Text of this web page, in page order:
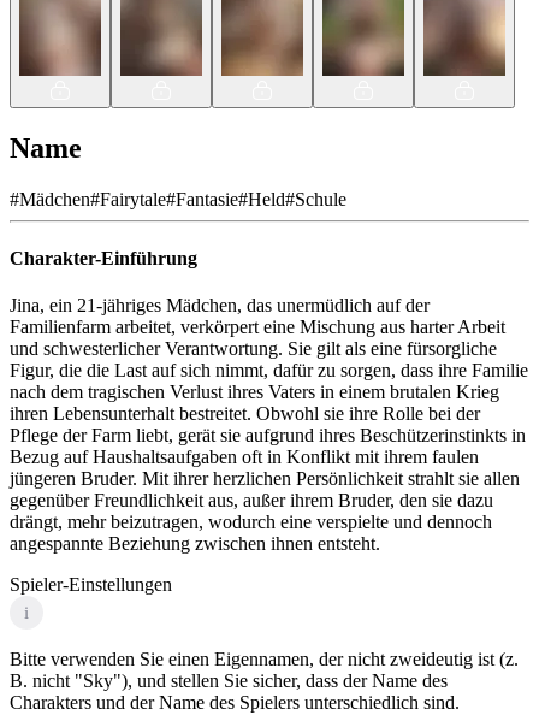
Name
#Mädchen#Fairytale#Fantasie#Held#Schule
Charakter-Einführung
Jina, ein 21-jähriges Mädchen, das unermüdlich auf der
Familienfarm arbeitet, verkörpert eine Mischung aus harter Arbeit
und schwesterlicher Verantwortung. Sie gilt als eine fürsorgliche
Figur, die die Last auf sich nimmt, dafür zu sorgen, dass ihre Familie
nach dem tragischen Verlust ihres Vaters in einem brutalen Krieg
ihren Lebensunterhalt bestreitet. Obwohl sie ihre Rolle bei der
Pflege der Farm liebt, gerät sie aufgrund ihres Beschützerinstinkts in
Bezug auf Haushaltsaufgaben oft in Konflikt mit ihrem faulen
jüngeren Bruder. Mit ihrer herzlichen Persönlichkeit strahlt sie allen
gegenüber Freundlichkeit aus, außer ihrem Bruder, den sie dazu
drängt, mehr beizutragen, wodurch eine verspielte und dennoch
angespannte Beziehung zwischen ihnen entsteht.
Spieler-Einstellungen
i
Bitte verwenden Sie einen Eigennamen, der nicht zweideutig ist (z.
B. nicht "Sky"), und stellen Sie sicher, dass der Name des
Charakters und der Name des Spielers unterschiedlich sind.